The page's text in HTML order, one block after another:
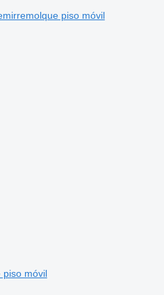
piso móvil
piso móvil